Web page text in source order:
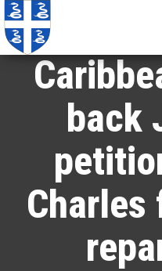
back
Charles